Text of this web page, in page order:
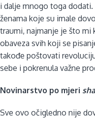
i dalje mnogo toga
ženama koje su imale
traumi, najmanje je što mi
obaveza svih koji se
takođe poštovati
sebe i pokrenula važne
Novinarstvo po mjeri
Sve ovo očigledno nije